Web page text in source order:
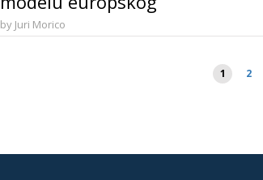
poljoprivrednog razvoja
by Juri Morico
Brojevi
stranica
1 2